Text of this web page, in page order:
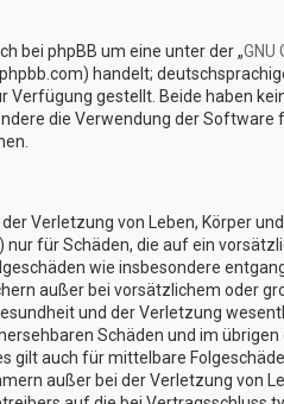
bei phpBB um eine unter der „GNU
handelt;
Verfügung gestellt. Beide haben
die Verwendung der
Verletzung von Leben, Körper
für Schäden, die auf ein
wie insbesondere
außer bei vorsätzlichem oder
und der Verletzung
Schäden und im
gilt auch für mittelbare
außer bei der Verletzung von